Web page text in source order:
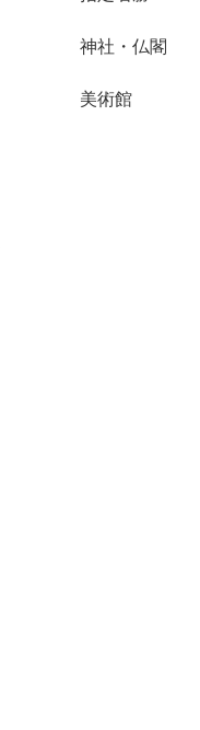
神社・仏閣
美術館